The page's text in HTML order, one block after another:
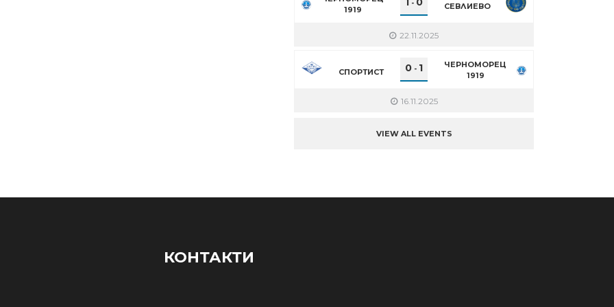
1919
- СЕВЛИЕВО
22.11.2025
СПОРТИСТ 0 - 1
ЧЕРНОМОРЕЦ
1919
16.11.2025
VIEW ALL EVENTS
КОНТАКТИ